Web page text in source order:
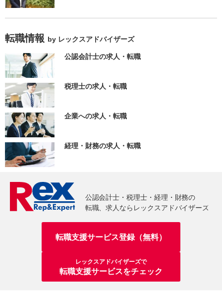
転職情報 by レックスアドバイザーズ
公認会計士の求人・転職
税理士の求人・転職
企業への求人・転職
経理・財務の求人・転職
転職支援サービス登録（無料）
レックスアドバイザーズで
転職支援サービスをチェック